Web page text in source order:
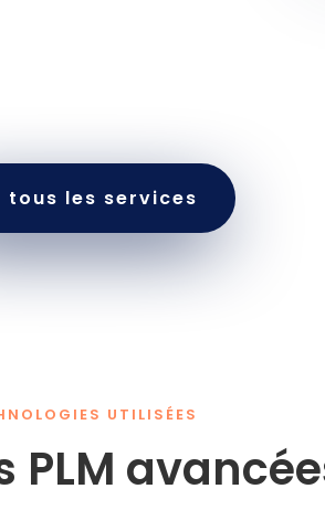
tous les services
UTILISÉES
PLM